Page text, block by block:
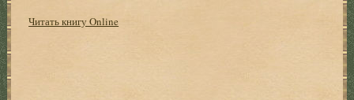
Читать книгу Online